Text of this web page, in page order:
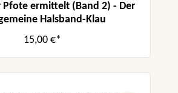
Pfote ermittelt (Band 2) - Der
Halsband-Klau
15,00 €*